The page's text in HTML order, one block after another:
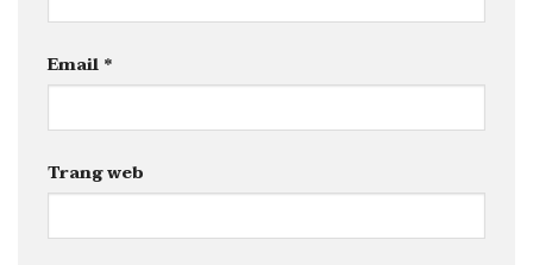
Email *
Trang web